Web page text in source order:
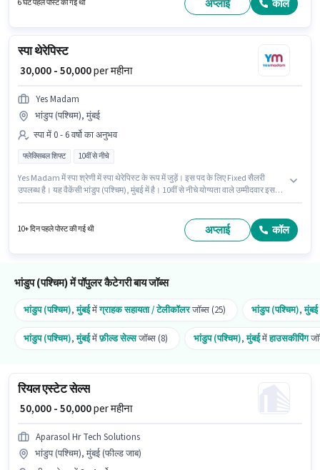
6 घंटे पहले पोस्ट की गई थी अप्लाई कॉल
स्पा थेरेपिस्ट
₹ 30,000 - 50,000per महीना
Yes Madam
भांडुप (पश्चिम), मुंबई
स्पा में 0 - 6 वर्षो का अनुभव
फ्लेक्सिबल शिफ्ट 10वीं से नीचे
Yes Madam में स्पा श्रेणी में स्पा थेरेपिस्ट के रूप में जुड़ें। इस पद के लिए Fixed सैलरी
उपलब्ध है। यह वैकेंसी भांडुप (पश्चिम), मुंबई में है। 10वीं से नीचे योग्यता वाले उम्मीदवार इस
आप प्रति माह ₹50000 तक कमा सकते हैं।
10+ दिन पहले पोस्ट की गई थी अप्लाई कॉल
भांडुप (पश्चिम) में पॉपुलर कैटेगरी बाय जॉब्स
भांडुप (पश्चिम),मुंबईमेंग्राहक सहायता / टेलीकॉलरजॉब्स (25) भांडुप (पश्चिम),मुंबई
भांडुप (पश्चिम),मुंबईमेंफ़ील्ड सेल्सजॉब्स (8) भांडुप (पश्चिम),मुंबईमेंहाउसकीपिंग
रियल एस्टेट सेल्स
₹ 50,000 - 50,000per महीना
Aparasol Hr Tech Solutions
भांडुप (पश्चिम), मुंबई (फील्ड जाब)